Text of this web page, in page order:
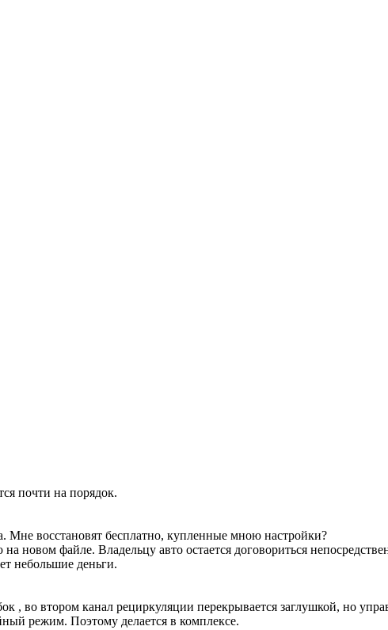
почти на порядок.
Мне восстановят бесплатно, купленные мною настройки?
новом файле. Владельцу авто остается договориться
небольшие деньги.
во втором канал рециркуляции перекрывается заглушкой, но
режим. Поэтому делается в комплексе.